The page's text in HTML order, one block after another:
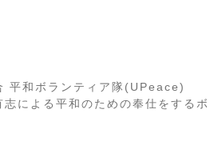
平和ボランティア隊(UPeace)
による平和のための奉仕をするボ